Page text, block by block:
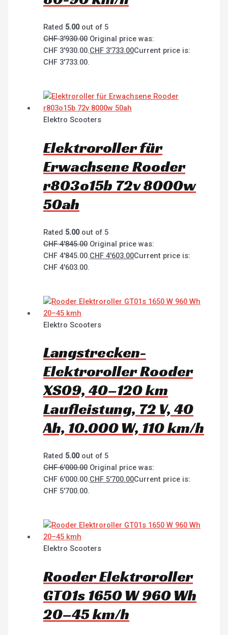
Rated 5.00out of 5
CHF3'930.00 Original price was:
CHF 3'930.00.CHF 3'733.00Current price is:
CHF 3'733.00.
Elektro Scooters
Elektroroller für
Erwachsene Rooder
r803o15b 72v 8000w
50ah
Rated 5.00out of 5
CHF4'845.00 Original price was:
CHF 4'845.00.CHF 4'603.00Current price is:
CHF 4'603.00.
Elektro Scooters
Langstrecken-
Elektroroller Rooder
XS09, 40–120 km
Laufleistung, 72 V, 40
Ah, 10.000 W, 110 km/h
Rated 5.00out of 5
CHF6'000.00 Original price was:
CHF 6'000.00.CHF 5'700.00Current price is:
CHF 5'700.00.
Elektro Scooters
Rooder Elektroroller
GT01s 1650 W 960 Wh
20–45 km/h